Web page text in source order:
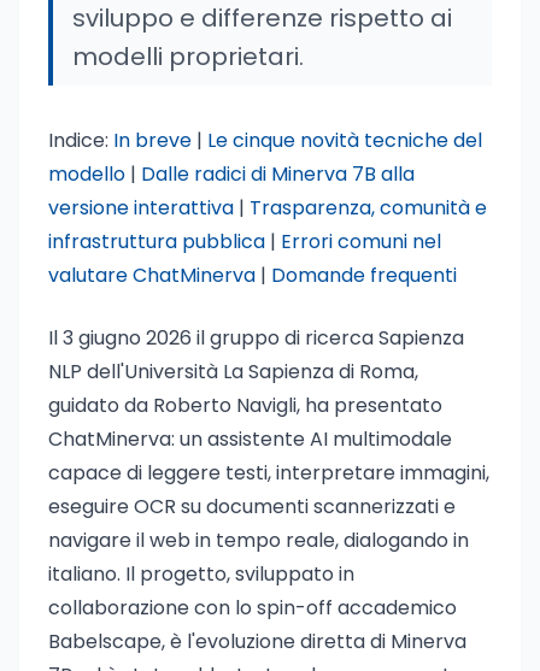
sviluppo e differenze rispetto ai
modelli proprietari.
Indice: In breve | Le cinque novità tecniche del
modello | Dalle radici di Minerva 7B alla
versione interattiva | Trasparenza, comunità e
infrastruttura pubblica | Errori comuni nel
valutare ChatMinerva | Domande frequenti
Il 3 giugno 2026 il gruppo di ricerca Sapienza
NLP dell'Università La Sapienza di Roma,
guidato da Roberto Navigli, ha presentato
ChatMinerva: un assistente AI multimodale
capace di leggere testi, interpretare immagini,
eseguire OCR su documenti scannerizzati e
navigare il web in tempo reale, dialogando in
italiano. Il progetto, sviluppato in
collaborazione con lo spin-off accademico
Babelscape, è l'evoluzione diretta di Minerva